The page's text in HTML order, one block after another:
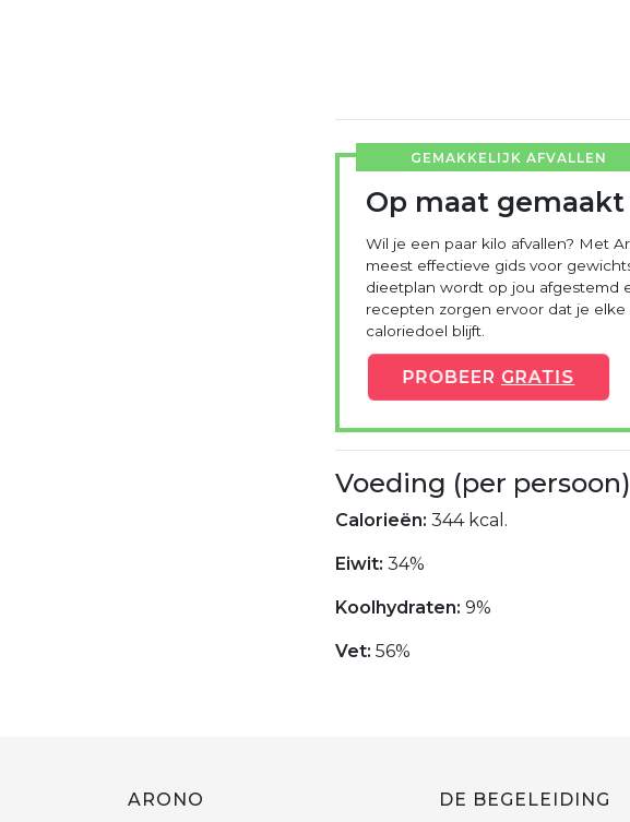
GEMAKKELIJK AFVALLEN
Op maat
Wil je een paar kilo afvallen? Met
meest effectieve gids voor
dieetplan wordt op jou afgestemd
recepten zorgen ervoor dat je elke
caloriedoel blijft.
PROBEER GRATIS
Voeding (per persoon)
Calorieën: 344 kcal.
Eiwit: 34%
Koolhydraten: 9%
Vet: 56%
ARONO DE BEGELEIDING